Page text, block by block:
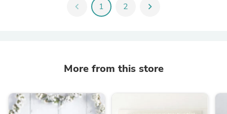
chevron_left 1 2 chevron_right
More from this store